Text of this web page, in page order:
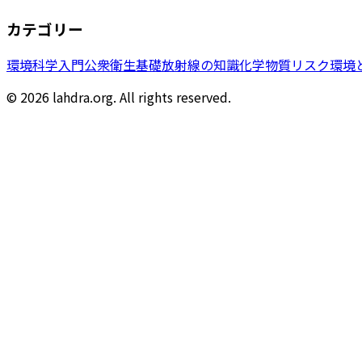
カテゴリー
環境科学入門公衆衛生基礎放射線の知識化学物質リスク環境
© 2026 lahdra.org. All rights reserved.